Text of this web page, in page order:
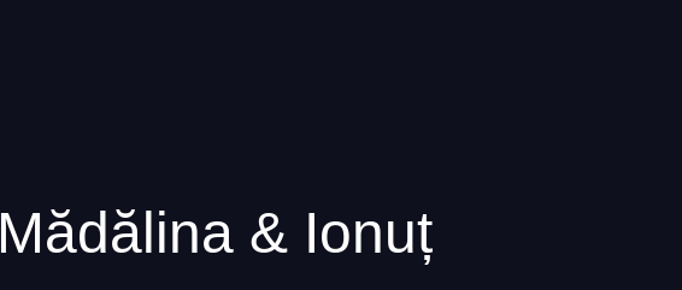
Mădălina & Ionuț